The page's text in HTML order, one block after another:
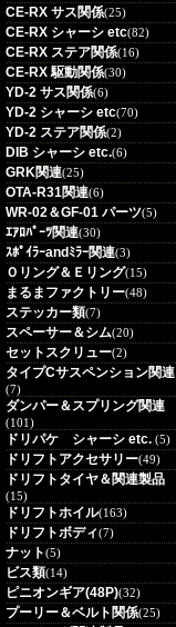
CE-RX サス関係(25)
CE-RX シャーシ etc(82)
CE-RX ステア関係(16)
CE-RX 駆動関係(30)
YD-2 サス関係(6)
YD-2 シャーシ etc(70)
YD-2 ステア関係(2)
DIB シャーシ etc.(6)
GRK関連(25)
OTA-R31関連(6)
WR-02＆GF-01 パーツ(5)
ｴｱﾛﾊﾟｰﾂ関連(30)
ｽﾎﾟｲﾗｰandﾐﾗｰ関連(3)
Ｏリング＆Ｅリング(15)
まるまファクトリー(48)
ステッカー類(7)
スペーサー＆シム(20)
セットスクリュー(2)
タイプCサスペンション関連
(7)
ダンパー＆スプリング関連
(101)
ドリパケ シャーシ etc. (5)
ドリフトアクセサリー(49)
ドリフトタイヤ＆関連製品
(15)
ドリフトホイル(163)
ドリフトボディ(7)
ナット(5)
ビス類(14)
ピニオンギア(48P)(32)
プーリー＆ベルト関係(25)